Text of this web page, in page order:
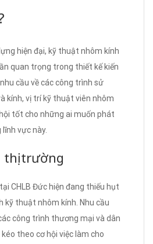
hiện đại, kỹ thuật nhôm kính
quan trọng trong thiết kế kiến
cầu về các công trình sử
kính, vị trí kỹ thuật viên nhôm
tốt cho những ai muốn phát
vực này.
thị trường
CHLB Đức hiện đang thiếu hụt
kỹ thuật nhôm kính. Nhu cầu
công trình thương mại và dân
theo cơ hội việc làm cho